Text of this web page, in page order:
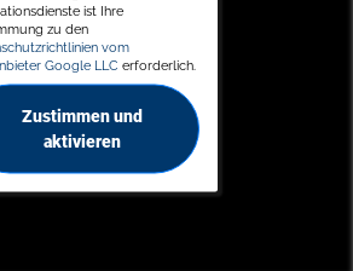
ist Ihre
zu den
vom
Google LLC erforderlich.
Zustimmen und
aktivieren